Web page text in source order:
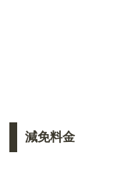
減免料金